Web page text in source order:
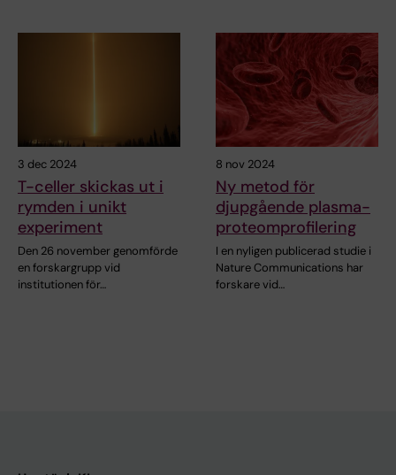
3 dec 2024
T-celler skickas ut i
rymden i unikt
experiment
Den 26 november genomförde
en forskargrupp vid
institutionen för…
8 nov 2024
Ny metod för
djupgående plasma-
proteomprofilering
I en nyligen publicerad studie i
Nature Communications har
forskare vid…